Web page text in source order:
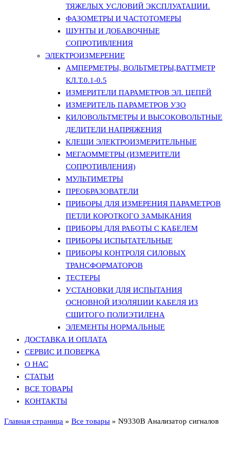
ТЯЖЕЛЫХ УСЛОВИЙ ЭКСПЛУАТАЦИИ.
ФАЗОМЕТРЫ И ЧАСТОТОМЕРЫ
ШУНТЫ И ДОБАВОЧНЫЕ
СОПРОТИВЛЕНИЯ
ЭЛЕКТРОИЗМЕРЕНИЕ
АМПЕРМЕТРЫ, ВОЛЬТМЕТРЫ,ВАТТМЕТР
КЛ.Т.0.1-0.5
ИЗМЕРИТЕЛИ ПАРАМЕТРОВ ЭЛ. ЦЕПЕЙ
ИЗМЕРИТЕЛЬ ПАРАМЕТРОВ УЗО
КИЛОВОЛЬТМЕТРЫ И ВЫСОКОВОЛЬТНЫЕ
ДЕЛИТЕЛИ НАПРЯЖЕНИЯ
КЛЕЩИ ЭЛЕКТРОИЗМЕРИТЕЛЬНЫЕ
МЕГАОММЕТРЫ (ИЗМЕРИТЕЛИ
СОПРОТИВЛЕНИЯ)
МУЛЬТИМЕТРЫ
ПРЕОБРАЗОВАТЕЛИ
ПРИБОРЫ ДЛЯ ИЗМЕРЕНИЯ ПАРАМЕТРОВ
ПЕТЛИ КОРОТКОГО ЗАМЫКАНИЯ
ПРИБОРЫ ДЛЯ РАБОТЫ С КАБЕЛЕМ
ПРИБОРЫ ИСПЫТАТЕЛЬНЫЕ
ПРИБОРЫ КОНТРОЛЯ СИЛОВЫХ
ТРАНСФОРМАТОРОВ
ТЕСТЕРЫ
УСТАНОВКИ ДЛЯ ИСПЫТАНИЯ
ОСНОВНОЙ ИЗОЛЯЦИИ КАБЕЛЯ ИЗ
СШИТОГО ПОЛИЭТИЛЕНА
ЭЛЕМЕНТЫ НОРМАЛЬНЫЕ
ДОСТАВКА И ОПЛАТА
СЕРВИС И ПОВЕРКА
О НАС
СТАТЬИ
ВСЕ ТОВАРЫ
КОНТАКТЫ
Главная страница » Все товары » N9330B Анализатор сигналов